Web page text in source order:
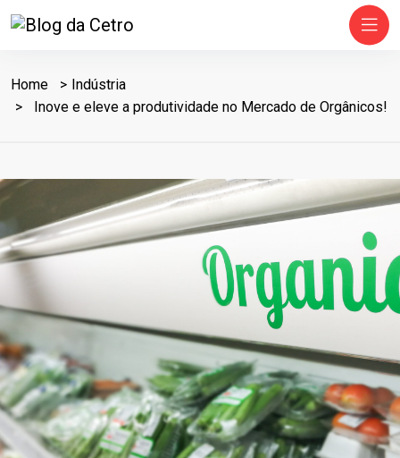
Home
Indústria
Inove e eleve a produtividade no Mercado de Orgânicos!